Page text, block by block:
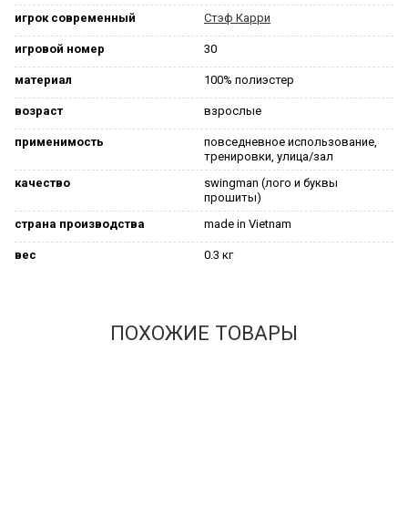
игрок современный Стэф Карри
игровой номер 30
материал 100% полиэстер
возраст взрослые
применимость
повседневное использование,
тренировки, улица/зал
качество
swingman (лого и буквы
прошиты)
страна производства
made in Vietnam
вес 0.3 кг
ПОХОЖИЕ ТОВАРЫ